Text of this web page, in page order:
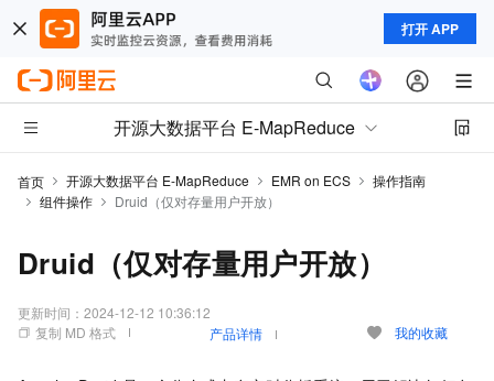
打开 APP
开源大数据平台 E-MapReduce
首页 开源大数据平台 E-MapReduce EMR on ECS
操作指南
组件操作
Druid（仅对存量用户开放）
Druid（仅对存量用户开放）
更新时间： 2024-12-12 10:36:12
复制 MD 格式
产品详情 我的收藏